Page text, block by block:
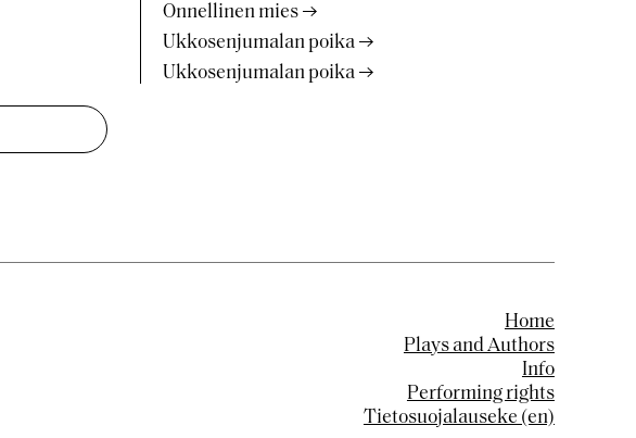
Onnellinen mies
Ukkosenjumalan poika
Ukkosenjumalan poika
Home
Plays and Authors
Info
Performing rights
Tietosuojalauseke (en)